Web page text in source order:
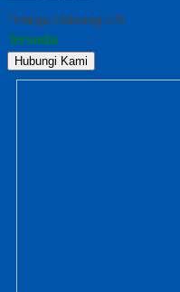
*Harga Hubungi CS
Tersedia
Hubungi Kami